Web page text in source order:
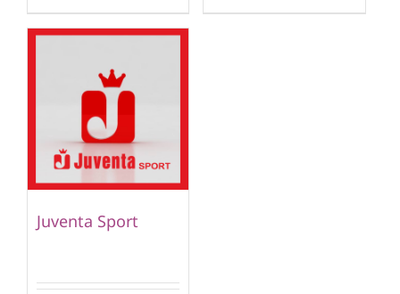
Juventa Sport